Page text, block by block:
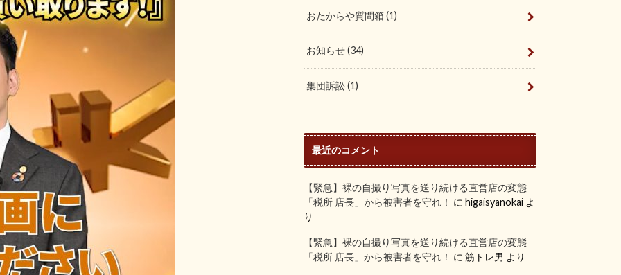
おたからや質問箱(1)
お知らせ(34)
集団訴訟(1)
最近のコメント
【緊急】裸の自撮り写真を送り続ける直営店の変態
「税所 店長」から被害者を守れ！ に higaisyanokai よ
り
【緊急】裸の自撮り写真を送り続ける直営店の変態
「税所 店長」から被害者を守れ！ に 筋トレ男 より